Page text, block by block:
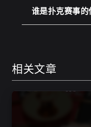
谁是扑克赛事的
相关文章